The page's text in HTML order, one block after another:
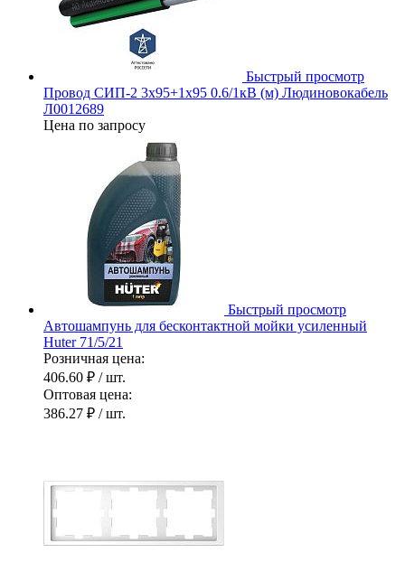
Быстрый просмотр
Провод СИП-2 3х95+1х95 0.6/1кВ (м) Людиновокабель
Л0012689
Цена по запросу
Быстрый просмотр
Автошампунь для бесконтактной мойки усиленный
Huter 71/5/21
Розничная цена:
406.60 ₽ / шт.
Оптовая цена:
386.27 ₽ / шт.